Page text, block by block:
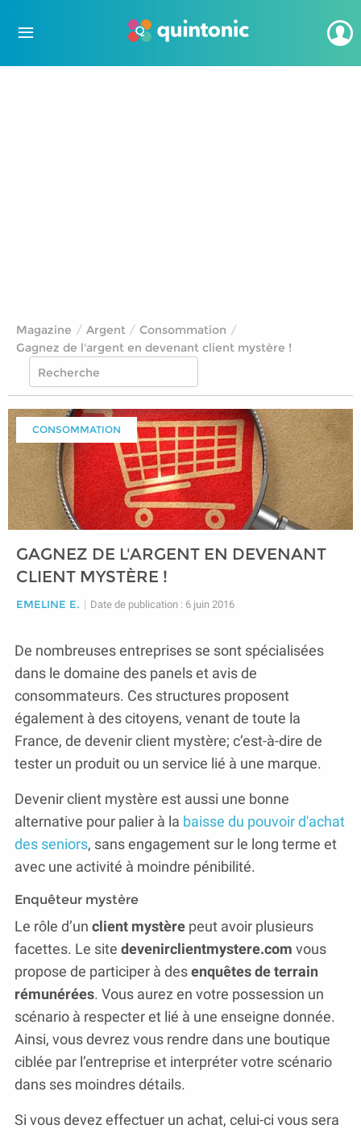
Magazine Argent
Consommation
Gagnez de l'argent en devenant client mystère !
CONSOMMATION
GAGNEZ DE L'ARGENT EN DEVENANT
CLIENT MYSTÈRE !
EMELINE E. | Date de publication : 6 juin 2016
De nombreuses entreprises se sont spécialisées
dans le domaine des panels et avis de
consommateurs. Ces structures proposent
également à des citoyens, venant de toute la
France, de devenir client mystère; c’est-à-dire de
tester un produit ou un service lié à une marque.
Devenir client mystère est aussi une bonne
alternative pour palier à la baisse du pouvoir d'achat
des seniors, sans engagement sur le long terme et
avec une activité à moindre pénibilité.
Enquêteur mystère
Le rôle d’un client mystère peut avoir plusieurs
facettes. Le site devenirclientmystere.com vous
propose de participer à desenquêtes de terrain
rémunérées. Vous aurez en votre possession un
scénario à respecter et lié à une enseigne donnée.
Ainsi, vous devrez vous rendre dans une boutique
ciblée par l’entreprise et interpréter votre scénario
dans ses moindres détails.
Si vous devez effectuer un achat, celui-ci vous sera